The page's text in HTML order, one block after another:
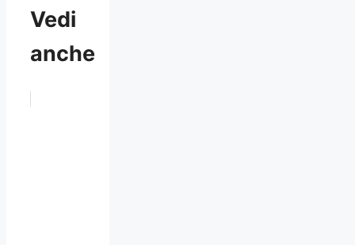
Vedi
anche